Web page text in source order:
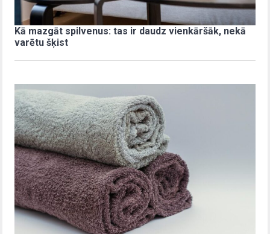
Kā mazgāt spilvenus: tas ir daudz vienkāršāk, nekā
varētu šķist